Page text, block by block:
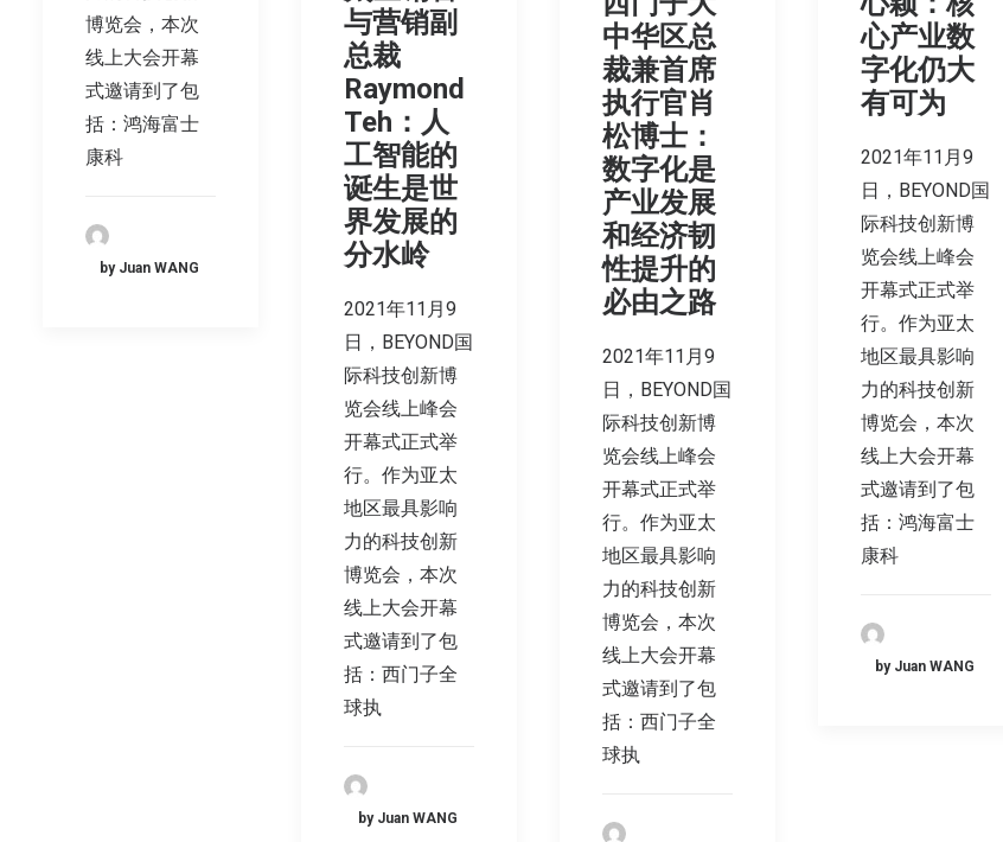
博览会，本次
线上大会开幕
式邀请到了包
括：鸿海富士
康科
by Juan WANG
心产业数
字化仍大
有可为
2021年11月9
日，BEYOND国
际科技创新博
览会线上峰会
开幕式正式举
行。作为亚太
地区最具影响
力的科技创新
博览会，本次
线上大会开幕
式邀请到了包
括：鸿海富士
康科
by Juan WANG
与营销副
总裁
Raymond
Teh：人
工智能的
诞生是世
界发展的
分水岭
2021年11月9
日，BEYOND国
际科技创新博
览会线上峰会
开幕式正式举
行。作为亚太
地区最具影响
力的科技创新
博览会，本次
线上大会开幕
式邀请到了包
括：西门子全
球执
by Juan WANG
中华区总
裁兼首席
执行官肖
松博士：
数字化是
产业发展
和经济韧
性提升的
必由之路
2021年11月9
日，BEYOND国
际科技创新博
览会线上峰会
开幕式正式举
行。作为亚太
地区最具影响
力的科技创新
博览会，本次
线上大会开幕
式邀请到了包
括：西门子全
球执